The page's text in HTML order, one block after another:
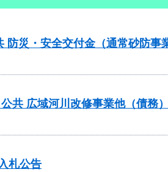
災・安全交付金（通常砂防事
共 広域河川改修事業他（債務
札公告